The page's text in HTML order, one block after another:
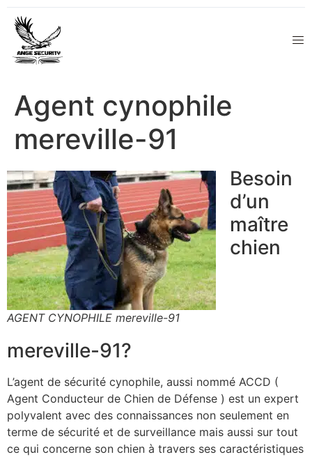
Agent cynophile
mereville-91
AGENT CYNOPHILE mereville-91
Besoin
d’un
maître
chien
mereville-91?
L’agent de sécurité cynophile, aussi nommé ACCD (
Agent Conducteur de Chien de Défense ) est un expert
polyvalent avec des connaissances non seulement en
terme de sécurité et de surveillance mais aussi sur tout
ce qui concerne son chien à travers ses caractéristiques